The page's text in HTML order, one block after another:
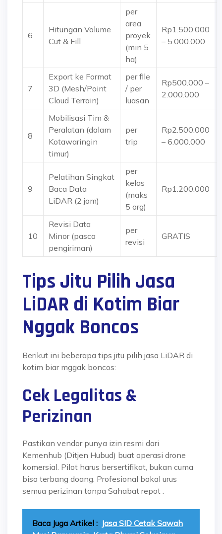
6
Hitungan Volume
Cut & Fill
per
area
proyek
(min 5
ha)
Rp1.500.000
– 5.000.000
7
Export ke Format
3D (Mesh/Point
Cloud Terrain)
per file
/ per
luasan
Rp500.000 –
2.000.000
8
Mobilisasi Tim &
Peralatan (dalam
Kotawaringin
timur)
per
trip
Rp2.500.000
– 6.000.000
9
Pelatihan Singkat
Baca Data
LiDAR (2 jam)
per
kelas
(maks
5 org)
Rp1.200.000
10
Revisi Data
Minor(pasca
pengiriman)
per
revisi
GRATIS
Tips Jitu Pilih Jasa
LiDAR di Kotim Biar
Nggak Boncos
Berikut ini beberapa tips jitu pilih jasa LiDAR di
kotim biar mggak boncos:
Cek Legalitas &
Perizinan
Pastikan vendor punya izin resmi dari
Kemenhub (Ditjen Hubud) buat operasi drone
komersial. Pilot harus bersertifikat, bukan cuma
bisa terbang doang. Profesional bakal urus
semua perizinan tanpa Sahabat repot .
Baca Juga Artikel : Jasa SID Cetak Sawah